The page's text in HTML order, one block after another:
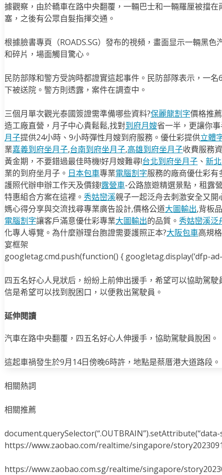
據觀察，由於轎車在路中央翻覆，一輛巴士和一輛羅厘被擋
塞，之後有公眾自髮指揮交通。
根據臉書專頁（ROADS.SG）發布的視頻，畫面显示一輛黑
和碎片，場面觸目驚心。
民防部隊和警方受詢時都證實這起事件。民防部隊表示，一
下被送院。警方則透露，案件在調查中。
三個月單次觀光泰國簽證需準備哪些資料?保麗龍割字價格推
造工廠直營，月子中心貴鬆鬆,找對到府月嫂省一半，更讓你事
月子提供24小時、9小時彈性月嫂到府服務。優仕彩提供立體
業嘉義到府坐月子,台南到府坐月子,高雄到府坐月子收費服務
黃金期，不要錯過最佳時機!好月嫂難尋!台北到府坐月子、 新
業的到府坐月子。 日本包車專業電腦割字服務的廠商優仕彩
護照代辦申辦工作天及價錢!露營車-公路旅遊精選景點，租露
特惠組合方案在這裡。 秀姑巒溪親子一起泛舟去​刺激安全又
媽心得分享與交流找尋專業廣告設計,價格公道大圖輸出,背板
電腦割字讓客戶滿意優仕彩專業大圖輸出的品質。 秀姑巒溪泛
化專人導覽。為什麼辦理台胞證需要護照正本?大阪包車高規
宴框架
googletag.cmd.push(function() { googletag.display(‘dfp-ad-
四五名好心人見狀后，紛紛上前伸出援手，希望可以協助駕
信是希望可以找到脫困口，以便救出駕駛員。
延伸閱讀
汽車在路中央翻覆，四五名好心人伸援手，協助駕駛員脫困。
這起車禍發生於9月14日傍晚6時許，地點是蔡厝港大道路段。
相關熱詞
相關推薦
document.querySelector(“.OUTBRAIN”).setAttribute(“data-
https://www.zaobao.com/realtime/singapore/
https://www.zaobao.com.sg/realtime/singapore/